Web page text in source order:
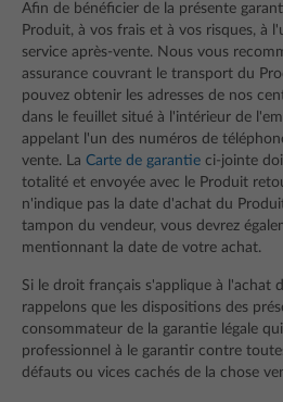
Afin de bénéficier de la présente
Produit, à vos frais et à vos risques, à
service après-vente. Nous vous
assurance couvrant le transport du
pouvez obtenir les adresses de nos
dans le feuillet situé à l'intérieur de
appelant l'un des numéros de
vente. La Carte de garantie ci-jointe
totalité et envoyée avec le Produit
n'indique pas la date d'achat du
tampon du vendeur, vous devrez
mentionnant la date de votre achat.
Si le droit français s'applique à l'achat
rappelons que les dispositions des
consommateur de la garantie légale
professionnel à le garantir contre
défauts ou vices cachés de la chose